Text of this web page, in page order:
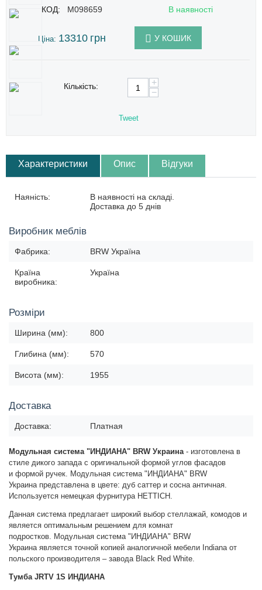
КОД: M098659 В наявності
Ціна: 13310 грн У КОШИК
Кількість:
+
−
Tweet
Характеристики Опис Відгуки
Наяність:
В наявності на складі.
Доставка до 5 днів
Виробник меблів
Фабрика: BRW Україна
Країна
виробника:
Україна
Розміри
Ширина (мм): 800
Глибина (мм): 570
Висота (мм): 1955
Доставка
Доставка: Платная
Модульная система "ИНДИАНА" BRW Украина- изготовлена в
стиле дикого запада с оригинальной формой углов фасадов
и формой ручек. Модульная система "ИНДИАНА" BRW
Украина представлена в цвете: дуб саттер и сосна античная.
Используется немецкая фурнитура HETTICH.
Данная система предлагает широкий выбор стеллажай, комодов и
является оптимальным решением для комнат
подростков. Модульная система "ИНДИАНА" BRW
Украинаявляется точной копией аналогичной мебели Indiana от
польского производителя – завода Black Red White.
Тумба JRTV 1S ИНДИАНА